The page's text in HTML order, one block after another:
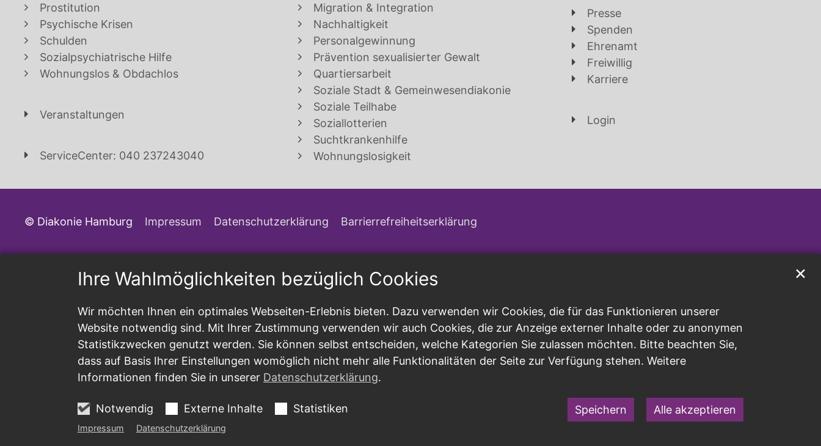
Ihre Wahlmöglichkeiten bezüglich Cookies
Wir möchten Ihnen ein optimales Webseiten-Erlebnis bieten. Dazu verwenden wir Cookies, die für das Funktionieren unserer
Website notwendig sind. Mit Ihrer Zustimmung verwenden wir auch Cookies, die zur Anzeige externer Inhalte oder zu anonymen
Statistikzwecken genutzt werden. Sie können selbst entscheiden, welche Kategorien Sie zulassen möchten. Bitte beachten Sie,
dass auf Basis Ihrer Einstellungen womöglich nicht mehr alle Funktionalitäten der Seite zur Verfügung stehen. Weitere
Informationen finden Sie in unserer Datenschutzerklärung.
Notwendig Externe Inhalte Statistiken Speichern Alle akzeptieren
✕
Impressum Datenschutzerklärung
Prostitution
Psychische Krisen
Schulden
Sozialpsychiatrische Hilfe
Wohnungslos & Obdachlos
Veranstaltungen
ServiceCenter: 040 237243040
Migration & Integration
Nachhaltigkeit
Personalgewinnung
Prävention sexualisierter Gewalt
Quartiersarbeit
Soziale Stadt & Gemeinwesendiakonie
Soziale Teilhabe
Soziallotterien
Suchtkrankenhilfe
Wohnungslosigkeit
Presse
Spenden
Ehrenamt
Freiwillig
Karriere
Login
© Diakonie Hamburg Impressum Datenschutzerklärung Barrierrefreiheitserklärung